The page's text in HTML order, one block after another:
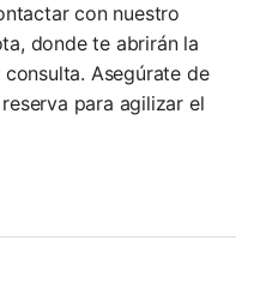
con nuestro
donde te abrirán la
Asegúrate de
para agilizar el